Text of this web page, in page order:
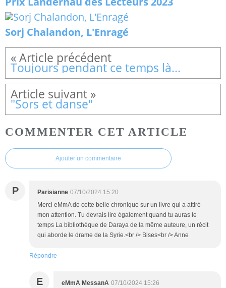
Sorj Chalandon, L'Enragé
Toujours pendant ce temps là...
"Sors et danse"
COMMENTER CET ARTICLE
Ajouter un commentaire
P Parisianne 07/10/2024 15:20
Merci eMmA de cette belle chronique sur un livre qui a attiré
mon attention. Tu devrais lire également quand tu auras le
temps La bibliothèque de Daraya de la même auteure, un récit
qui aborde le drame de la Syrie.<br /> Bises<br /> Anne
Répondre
E eMmA MessanA 07/10/2024 15:26